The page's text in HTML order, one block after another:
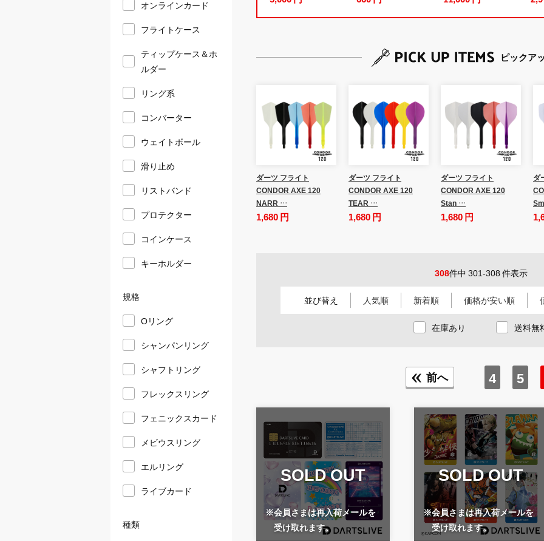
ピックア
ダーツ フライト
CONDOR AXE 120
NARR …
1,680 円
ダーツ フライト
CONDOR AXE 120
TEAR …
1,680 円
ダーツ フライト
CONDOR AXE 120
Stan …
1,680 円
ダ
308件中 301-308 件表示
並び替え 人気順 新着順 価格が安い順
在庫あり 送料無
前へ 4 5
SOLD OUT
※会員さまは再入荷メールを
受け取れます。
SOLD OUT
※会員さまは再入荷メールを
受け取れます。
オンラインカード
フライトケース
ティップケース＆ホ
ルダー
リング系
コンバーター
ウェイトボール
滑り止め
リストバンド
プロテクター
コインケース
キーホルダー
規格
Oリング
シャンパンリング
シャフトリング
フレックスリング
フェニックスカード
メビウスリング
エルリング
ライブカード
種類